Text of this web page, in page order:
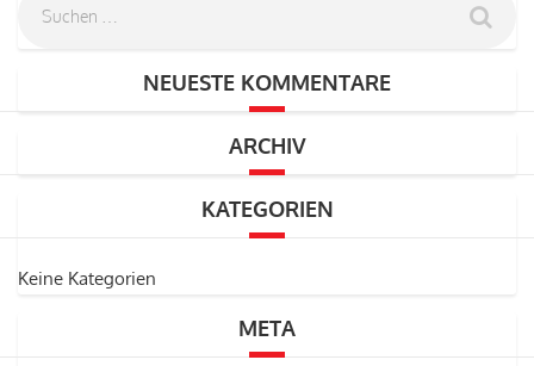
NEUESTE KOMMENTARE
ARCHIV
KATEGORIEN
Keine Kategorien
META